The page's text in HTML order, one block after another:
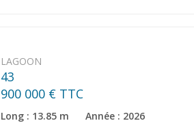
LAGOON
43
900 000 € TTC
Long : 13.85 m Année : 2026